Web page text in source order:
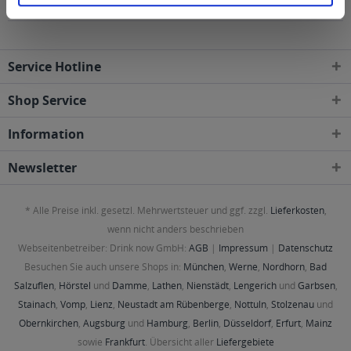
und Postleitzahl-Gebieten geliefert
Service Hotline
Shop Service
Information
Newsletter
* Alle Preise inkl. gesetzl. Mehrwertsteuer und ggf. zzgl. Lieferkosten,
wenn nicht anders beschrieben
Webseitenbetreiber: Drink now GmbH: AGB | Impressum | Datenschutz
Besuchen Sie auch unsere Shops in: München, Werne, Nordhorn, Bad
Salzuflen, Hörstel und Damme, Lathen, Nienstädt, Lengerichund Garbsen,
Stainach, Vomp, Lienz, Neustadt am Rübenberge, Nottuln, Stolzenau und
Obernkirchen, Augsburg und Hamburg, Berlin, Düsseldorf, Erfurt, Mainz
sowie Frankfurt. Übersicht aller Liefergebiete